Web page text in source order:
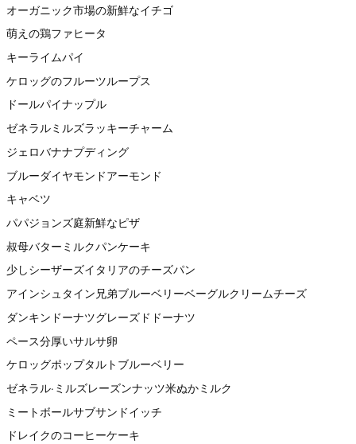
オーガニック市場の新鮮なイチゴ
萌えの鶏ファヒータ
キーライムパイ
ケロッグのフルーツループス
ドールパイナップル
ゼネラルミルズラッキーチャーム
ジェロバナナプディング
ブルーダイヤモンドアーモンド
キャベツ
パパジョンズ庭新鮮なピザ
叔母バターミルクパンケーキ
少しシーザーズイタリアのチーズパン
アインシュタイン兄弟ブルーベリーベーグルクリームチーズ
ダンキンドーナツグレーズドドーナツ
ペース分厚いサルサ卵
ケロッグポップタルトブルーベリー
ゼネラル·ミルズレーズンナッツ米ぬかミルク
ミートボールサブサンドイッチ
ドレイクのコーヒーケーキ